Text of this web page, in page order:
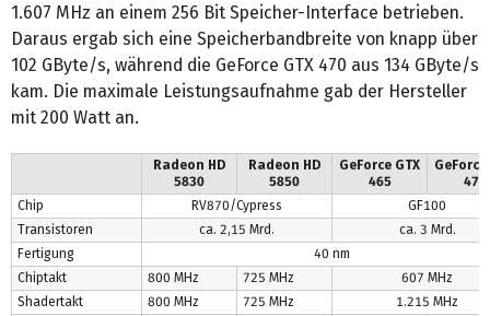
1.607 MHz an einem 256 Bit Speicher-Interface betrieben.
Daraus ergab sich eine Speicherbandbreite von knapp über
102 GByte/s, während die GeForce GTX 470 aus 134 GByte/s
kam. Die maximale Leistungsaufnahme gab der Hersteller
mit 200 Watt an.
Radeon HD
5830
Radeon HD
5850
GeForce GTX
465
GeForce
470
Chip
RV870/Cypress
GF100
Transistoren
ca. 2,15 Mrd.
ca. 3 Mrd.
Fertigung
40 nm
Chiptakt
800 MHz 725 MHz
607 MHz
Shadertakt
800 MHz 725 MHz
1.215 MHz